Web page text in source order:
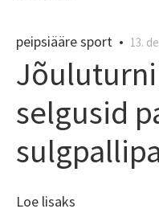
peipsiääre sport • 13.
selgusid
Loe lisaks